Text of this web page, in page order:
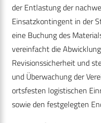
der Entlastung der
Einsatzkontingent in der
eine Buchung des
vereinfacht die
Revisionssicherheit und
und Überwachung der
ortsfesten logistischen
sowie den festgelegten